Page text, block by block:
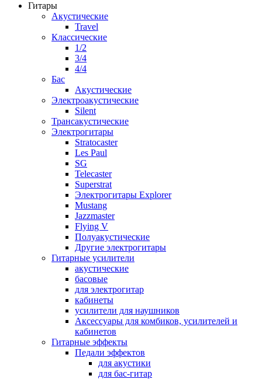
Гитары
Акустические
Travel
Классические
1/2
3/4
4/4
Бас
Акустические
Электроакустические
Silent
Трансакустические
Электрогитары
Stratocaster
Les Paul
SG
Telecaster
Superstrat
Электрогитары Explorer
Mustang
Jazzmaster
Flying V
Полуакустические
Другие электрогитары
Гитарные усилители
акустические
басовые
для электрогитар
кабинеты
усилители для наушников
Аксессуары для комбиков, усилителей и
кабинетов
Гитарные эффекты
Педали эффектов
для акустики
для бас-гитар